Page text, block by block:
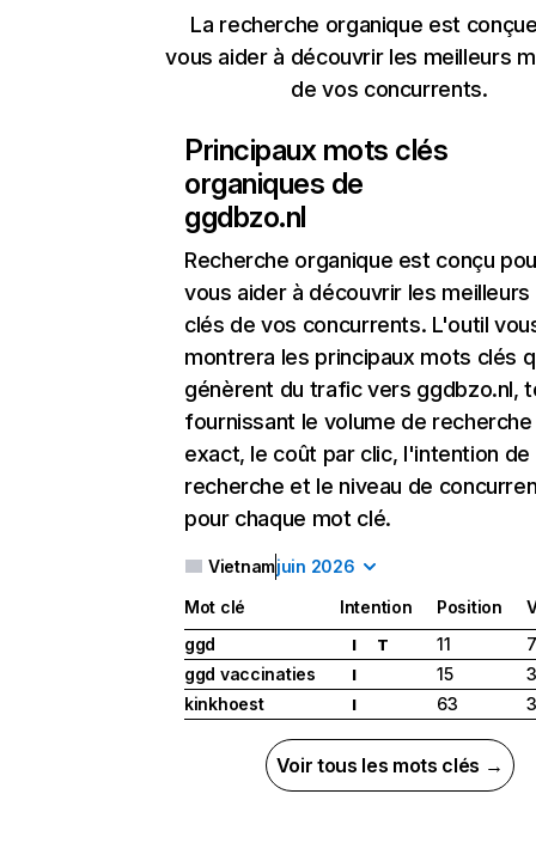
La recherche organique est
vous aider à découvrir les meilleurs
de vos concurrents.
Principaux mots clés
organiques de
ggdbzo.nl
Recherche organique est conçu
vous aider à découvrir les
clés de vos concurrents. L'outil
montrera les principaux mots clés
génèrent du trafic vers ggdbzo.nl,
fournissant le volume de recherche
exact, le coût par clic, l'intention de
recherche et le niveau de
pour chaque mot clé.
Vietnamjuin 2026
Mot clé Intention Position
ggd
I T 11
ggd vaccinaties
I 15
kinkhoest
I 63
Voir tous les mots clés →